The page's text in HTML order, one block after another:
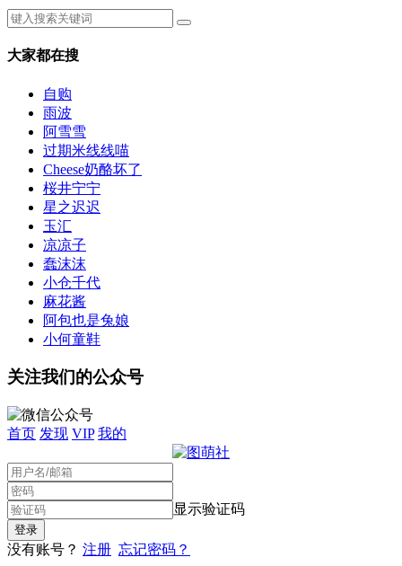
大家都在搜
自购
雨波
阿雪雪
过期米线线喵
Cheese奶酪坏了
桜井宁宁
星之迟迟
玉汇
凉凉子
蠢沫沫
小仓千代
麻花酱
阿包也是兔娘
小何童鞋
关注我们的公众号
首页 发现 VIP 我的
显示验证码
没有账号？ 注册 忘记密码？